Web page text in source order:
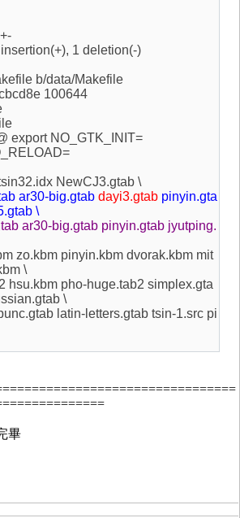
1 deletion(-)
b/data/Makefile
100644
export NO_GTK_INIT=
NewCJ3.gtab \
ar30-big.gtab dayi3.gtabpinyin.gta
\
ar30-big.gtab pinyin.gtab jyutping.
zo.kbm pinyin.kbm dvorak.kbm mit
\
pho-huge.tab2 simplex.gta
\
latin-letters.gtab tsin-1.src pi
畢